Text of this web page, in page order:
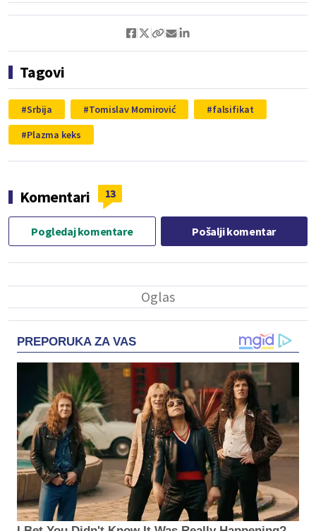
Tagovi
Srbija Tomislav Momirović
falsifikat
Plazma keks
Komentari 13
Pogledaj komentare Pošalji komentar
PREPORUKA ZA VAS